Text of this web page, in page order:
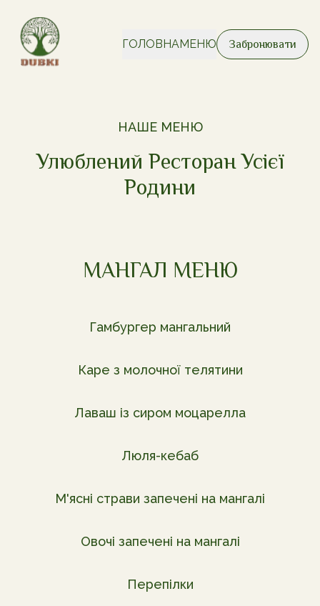
ГОЛОВНАМЕНЮ Забронювати
НАШЕ МЕНЮ
Улюблений Ресторан Усієї
Родини
МАНГАЛ МЕНЮ
Гамбургер мангальний
Каре з молочної телятини
Лаваш із сиром моцарелла
Люля-кебаб
М'ясні страви запечені на мангалі
Овочі запечені на мангалі
Перепілки